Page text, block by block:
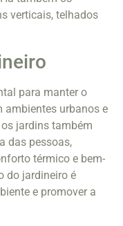
verticais, telhados
para manter o
ambientes urbanos e
jardins também
das pessoas,
térmico e bem-
do jardineiro é
e promover a